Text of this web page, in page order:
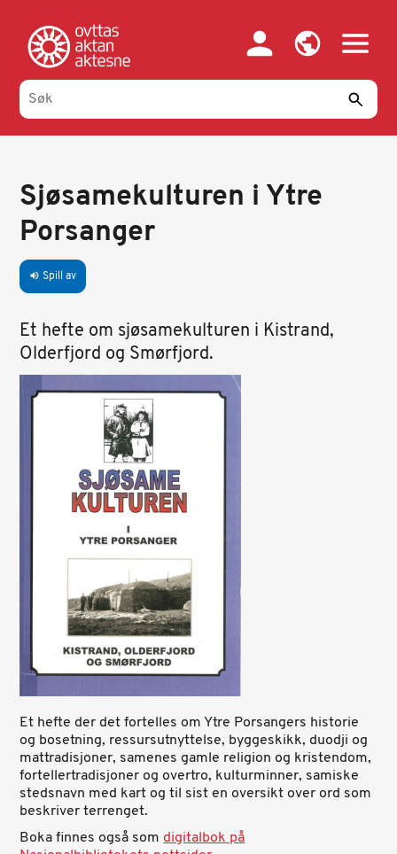
hovedinnhold
Sjøsamekulturen i Ytre
Porsanger
volume_up Spill av
Et hefte om sjøsamekulturen i Kistrand,
Olderfjord og Smørfjord.
Et hefte der det fortelles om Ytre Porsangers historie
og bosetning, ressursutnyttelse, byggeskikk, duodji og
mattradisjoner, samenes gamle religion og kristendom,
fortellertradisjoner og overtro, kulturminner, samiske
stedsnavn med kart og til sist en oversikt over ord som
beskriver terrenget.
Boka finnes også somdigitalbok på